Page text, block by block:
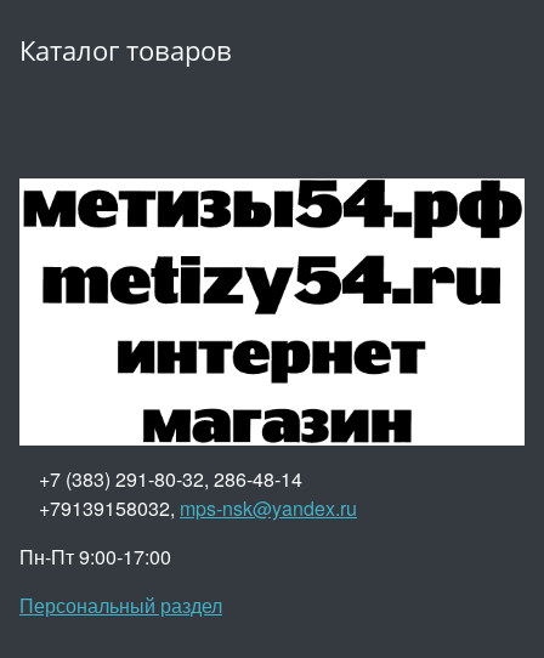
Каталог товаров
+7 (383) 291-80-32, 286-48-14
+79139158032, mps-nsk@yandex.ru
Пн-Пт 9:00-17:00
Персональный раздел